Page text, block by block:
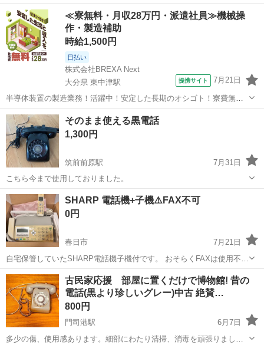
が 動作確認の為開封しております。 超希少のデザイン家電、電話機で
す。 オシャレな会社の受付などで使われいます。 もちろん一般家庭で
もご使用可能です...
福岡 福岡市 六本松駅 電話、ＦＡＸ デザイン家電
≪寮無料・月収28万円・派遣社員≫機械操
作・製造補助
時給1,500円
日払い
株式会社BREXA Next
大分県 東中津駅
提携サイト 7月21日
半導体装置の製造業務！活躍中！安定した長期のオシゴト！寮費無料
★赴任旅費会社負担◎20代～40代の男性活躍中★未経験活躍中！高時
給1,500円！《大分県中津市》 人気の工場のお仕事 ◇半導体装置内部
のシート製造◇ ＊クリー...
大分 中津市 東中津駅 その他
そのまま使える黒電話
1,300円
筑前前原駅
7月31日
こちら今まで使用しておりました。
福岡 糸島市 筑前前原駅 電話、ＦＡＸ 黒電話
SHARP 電話機+子機⚠️FAX不可
0円
春日市
7月21日
自宅保管していたSHARP電話機子機付です。 おそらくFAXは使用不可
と思います。（送信のみ可能？） 古くて変色しています。 返品不可。
保管していた箱のメーカーとは違いますのでご注意下さい。 上記ご了
承の上、検討ください...
福岡 春日市 電話、ＦＡＸ FAX
古民家応援 部屋に置くだけで博物館! 昔の
電話(黒より珍しいグレー)中古 絶賛…
800円
門司港駅
6月7日
多少の傷、使用感あります。細部にわたり清掃、消毒を頑張りまし